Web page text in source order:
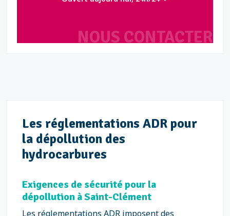
NOUS CONTACTER
Les réglementations ADR pour
la dépollution des
hydrocarbures
Exigences de sécurité pour la
dépollution à Saint-Clément
Les réglementations ADR imposent des